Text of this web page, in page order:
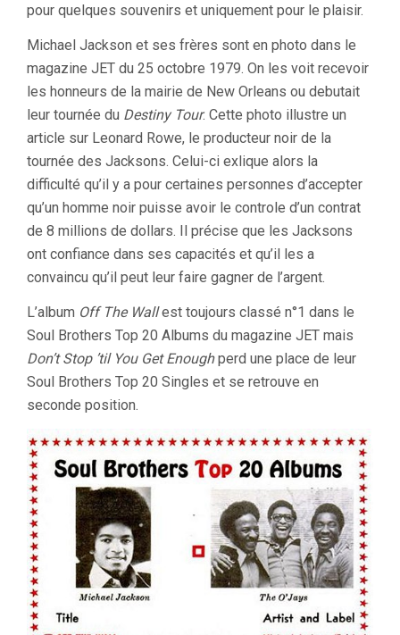
pour quelques souvenirs et uniquement pour le plaisir.
Michael Jackson et ses frères sont en photo dans le
magazine JET du 25 octobre 1979. On les voit recevoir
les honneurs de la mairie de New Orleans ou debutait
leur tournée du Destiny Tour. Cette photo illustre un
article sur Leonard Rowe, le producteur noir de la
tournée des Jacksons. Celui-ci exlique alors la
difficulté qu’il y a pour certaines personnes d’accepter
qu’un homme noir puisse avoir le controle d’un contrat
de 8 millions de dollars. Il précise que les Jacksons
ont confiance dans ses capacités et qu’il les a
convaincu qu’il peut leur faire gagner de l’argent.
L’album Off The Wallest toujours classé n°1 dans le
Soul Brothers Top 20 Albums du magazine JET mais
Don’t Stop ’til You Get Enoughperd une place de leur
Soul Brothers Top 20 Singles et se retrouve en
seconde position.